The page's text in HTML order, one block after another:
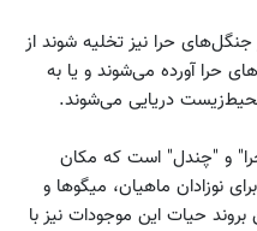
حرا نیز تخلیه شوند از
حرا آورده می‌شوند و یا به
دریایی می‌شوند.
و "چندل" است که مکان
نوزادان ماهیان، میگوها و
حیات این موجودات نیز با